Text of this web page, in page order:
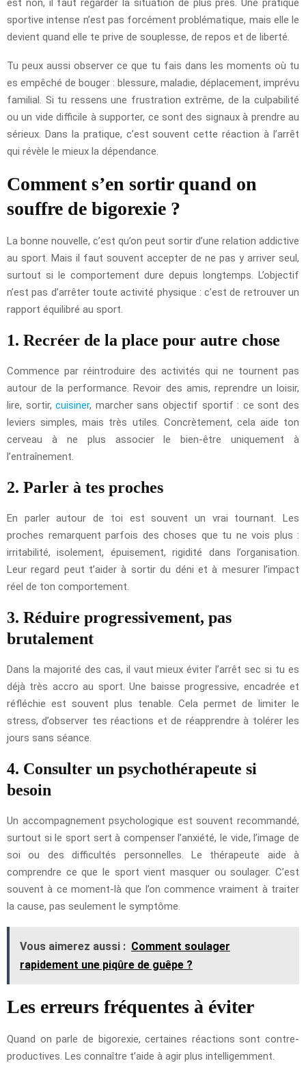
sportive intense n’est pas forcément problématique, mais elle le
devient quand elle te prive de souplesse, de repos et de liberté.
Tu peux aussi observer ce que tu fais dans les moments où tu
es empêché de bouger : blessure, maladie, déplacement, imprévu
familial. Si tu ressens une frustration extrême, de la culpabilité
ou un vide difficile à supporter, ce sont des signaux à prendre au
sérieux. Dans la pratique, c’est souvent cette réaction à l’arrêt
qui révèle le mieux la dépendance.
Comment s’en sortir quand on
souffre de bigorexie ?
La bonne nouvelle, c’est qu’on peut sortir d’une relation addictive
au sport. Mais il faut souvent accepter de ne pas y arriver seul,
surtout si le comportement dure depuis longtemps. L’objectif
n’est pas d’arrêter toute activité physique : c’est de retrouver un
rapport équilibré au sport.
1. Recréer de la place pour autre chose
Commence par réintroduire des activités qui ne tournent pas
autour de la performance. Revoir des amis, reprendre un loisir,
lire, sortir,cuisiner, marcher sans objectif sportif : ce sont des
leviers simples, mais très utiles. Concrètement, cela aide ton
cerveau à ne plus associer le bien-être uniquement à
l’entraînement.
2. Parler à tes proches
En parler autour de toi est souvent un vrai tournant. Les
proches remarquent parfois des choses que tu ne vois plus :
irritabilité, isolement, épuisement, rigidité dans l’organisation.
Leur regard peut t’aider à sortir du déni et à mesurer l’impact
réel de ton comportement.
3. Réduire progressivement, pas
brutalement
Dans la majorité des cas, il vaut mieux éviter l’arrêt sec si tu es
déjà très accro au sport. Une baisse progressive, encadrée et
réfléchie est souvent plus tenable. Cela permet de limiter le
stress, d’observer tes réactions et de réapprendre à tolérer les
jours sans séance.
4. Consulter un psychothérapeute si
besoin
Un accompagnement psychologique est souvent recommandé,
surtout si le sport sert à compenser l’anxiété, le vide, l’image de
soi ou des difficultés personnelles. Le thérapeute aide à
comprendre ce que le sport vient masquer ou soulager. C’est
souvent à ce moment-là que l’on commence vraiment à traiter
la cause, pas seulement le symptôme.
Vous aimerez aussi : Comment soulager
rapidement une piqûre de guêpe ?
Les erreurs fréquentes à éviter
Quand on parle de bigorexie, certaines réactions sont contre-
productives. Les connaître t’aide à agir plus intelligemment.